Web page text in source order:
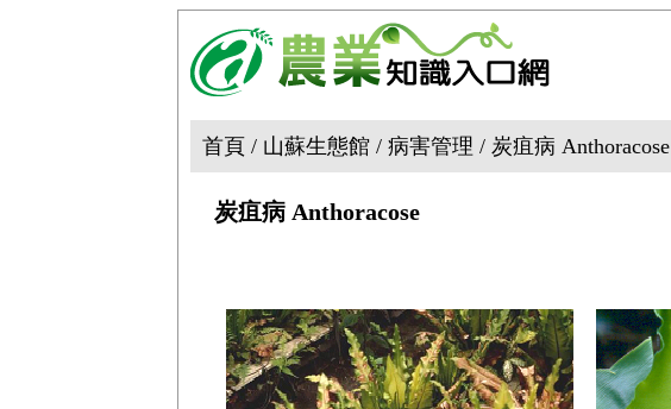
首頁 / 山蘇生態館 / 病害管理 / 炭疽病 Anthoracose
炭疽病 Anthoracose